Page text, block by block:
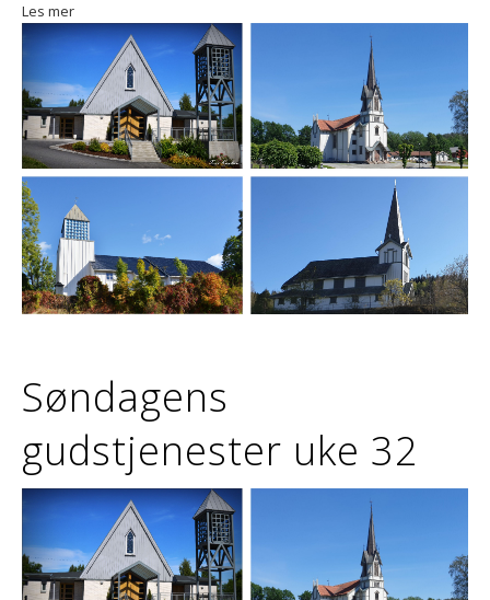
Les mer
Søndagens
gudstjenester uke 32